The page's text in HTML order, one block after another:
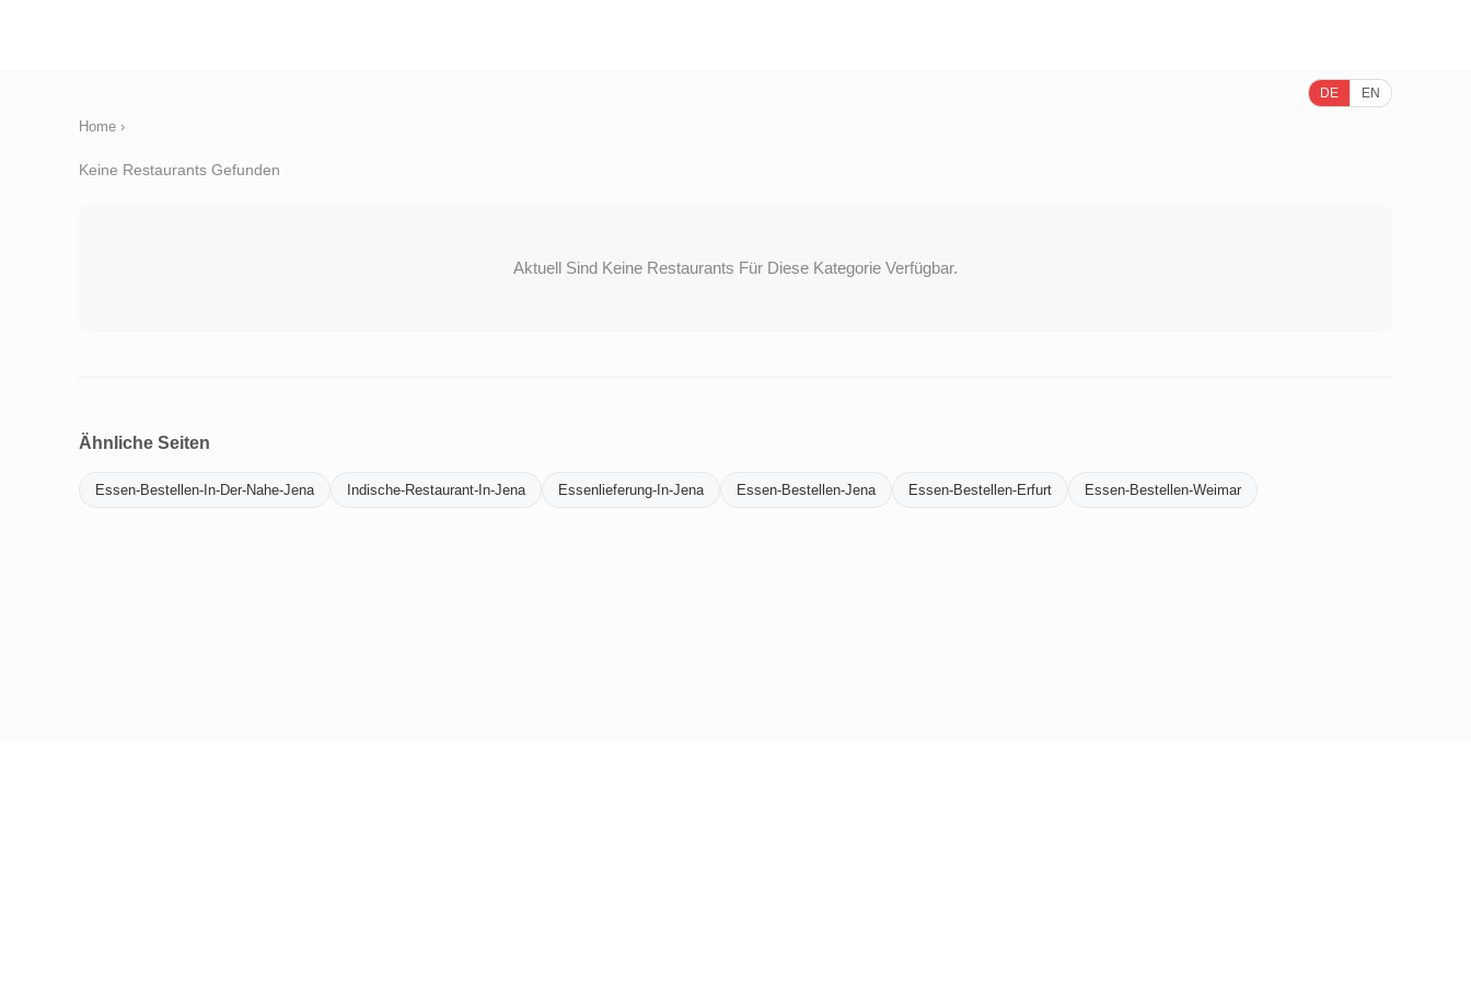
DE EN
Home ›
Keine Restaurants Gefunden
Aktuell Sind Keine Restaurants Für Diese Kategorie Verfügbar.
Ähnliche Seiten
Essen-Bestellen-In-Der-Nahe-Jena Indische-Restaurant-In-Jena Essenlieferung-In-Jena Essen-Bestellen-Jena Essen-Bestellen-Erfurt Essen-Bestellen-Weimar